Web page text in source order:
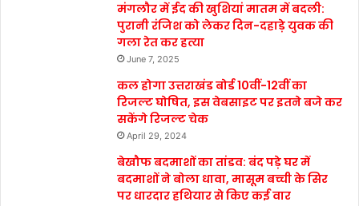
मंगलौर में ईद की खुशियां मातम में बदली:
पुरानी रंजिश को लेकर दिन-दहाड़े युवक की
गला रेत कर हत्या
June 7, 2025
कल होगा उत्तराखंड बोर्ड 10वीं-12वीं का
रिजल्ट घोषित, इस वेबसाइट पर इतने बजे कर
सकेंगे रिजल्ट चेक
April 29, 2024
बेखौफ बदमाशों का तांडव: बंद पड़े घर में
बदमाशों ने बोला धावा, मासूम बच्ची के सिर
पर धारदार हथियार से किए कई वार